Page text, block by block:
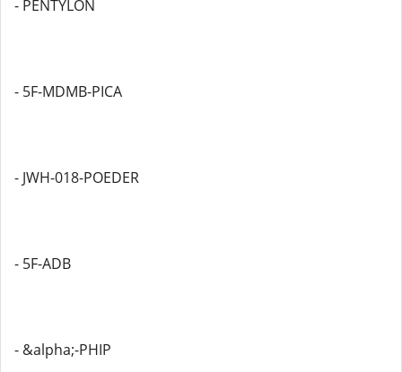
- PENTYLON
- 5F-MDMB-PICA
- JWH-018-POEDER
- 5F-ADB
- &alpha;-PHIP